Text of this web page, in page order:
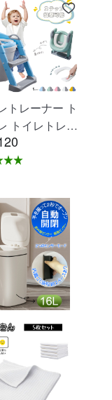
トレーナー ト
トイレトレー
トイレ 練習
たみ おまる 補
座 トイレ補助
男の子 女の子
ども トイトレ
料 ステップ ス
トイレ D-2